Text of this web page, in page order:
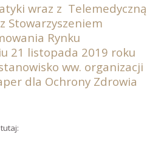
wraz z Telemedyczną
Stowarzyszeniem
Rynku
21 listopada 2019 roku
ww. organizacji
dla Ochrony Zdrowia